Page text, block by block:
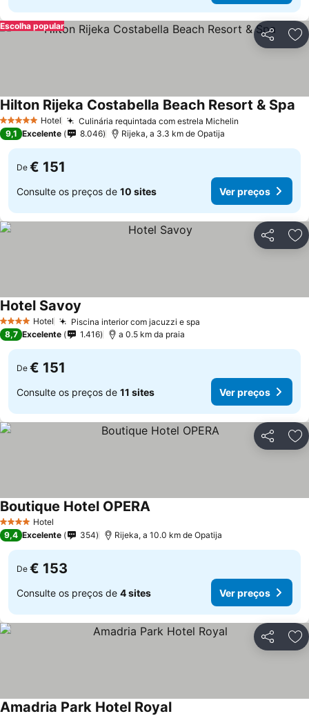
Partilhar
Escolha popular
5 Estrelas Hotel Culinária requintada com estrela Michelin
Hilton Rijeka Costabella Beach Resort & Spa
9,1 Excelente 8.046 Rijeka, a 3.3 km de Opatija
De € 151
Consulte os preços de 10 sites Ver preços
Partilhar
4 EstrelasHotel Piscina interior com jacuzzi e spa
Hotel Savoy
8,7 Excelente 1.416 a 0.5 km da praia
De € 151
Consulte os preços de 11 sites Ver preços
Partilhar
4 EstrelasHotel
Boutique Hotel OPERA
9,4 Excelente 354 Rijeka, a 10.0 km de Opatija
De € 153
Consulte os preços de 4 sites Ver preços
Partilhar
Amadria Park Hotel Royal